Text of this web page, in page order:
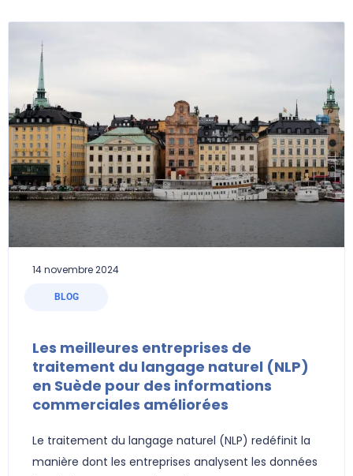
BLOG
Les meilleures entreprises de
traitement du langage naturel (NLP)
en Suède pour des informations
commerciales améliorées
Le traitement du langage naturel (NLP) redéfinit la
manière dont les entreprises analysent les données
14 novembre 2024